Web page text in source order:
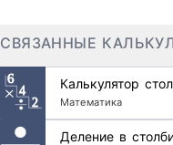
СВЯЗАННЫЕ
Калькулятор
Математика
Деление в